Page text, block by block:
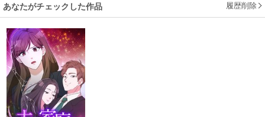
あなたがチェックした作品 履歴削除